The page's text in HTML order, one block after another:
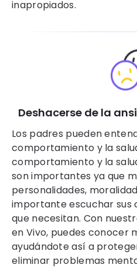
inapropiados.
Deshacerse de la
Los padres pueden
comportamiento y la
comportamiento y la
son importantes ya que
personalidades,
importante escuchar sus
que necesitan. Con
en Vivo, puedes conocer
ayudándote así a
eliminar problemas